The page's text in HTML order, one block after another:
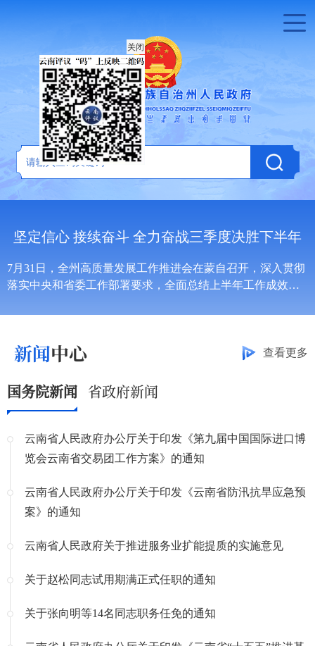
彻
红河州人民政府召开第90次常务会议
8月3日，红河州委副书记、州长罗萍主持召开十三届州人民
政府第90次常务会议。会议现场会议传达学习了习近平总书
新闻中心 查看更多
国务院新闻 省政府新闻
云南省人民政府办公厅关于印发《第九届中国国际进口博
览会云南省交易团工作方案》的通知
云南省人民政府办公厅关于印发《云南省防汛抗旱应急预
案》的通知
云南省人民政府关于推进服务业扩能提质的实施意见
关于赵松同志试用期满正式任职的通知
关于张向明等14名同志职务任免的通知
关闭